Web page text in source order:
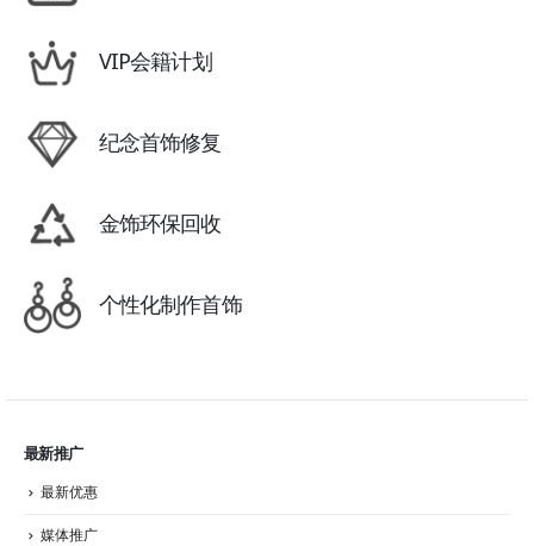
VIP会籍计划
纪念首饰修复
金饰环保回收
个性化制作首饰
最新推广
最新优惠
媒体推广